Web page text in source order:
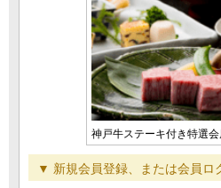
神戸牛ステーキ付き特選
▼ 新規会員登録、または会員ロ